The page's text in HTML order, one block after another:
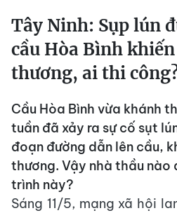
Tây Ninh: Sụp lún
cầu Hòa Bình
thương, ai thi
Cầu Hòa Bình vừa khánh
tuần đã xảy ra sự cố sụt
đoạn đường dẫn lên cầu,
thương. Vậy nhà thầu nào
trình này?
Sáng 11/5, mạng xã hội